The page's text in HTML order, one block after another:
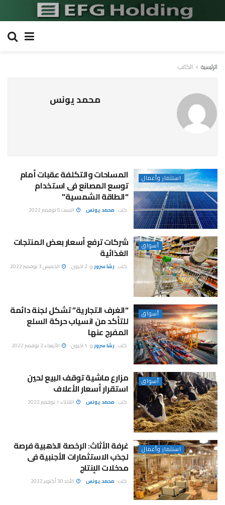
الرئيسية الكاتب
محمد يونس
استثمار وأعمال المساحات والتكلفة عقبات أمام
توسع المصانع فى استخدام
“الطاقة الشمسية”
كتب : محمد يونس السبت 5 نوفمبر 2022
أسواق شركات ترفع أسعار بعض المنتجات
الغذائية
كتب : رشا سرورو 2 اخرون الخميس 3 نوفمبر 2022
أسواق “الغرف التجارية” تشكل لجنة دائمة
للتأكد من انسياب حركة السلع
المفرج عنها
كتب : رشا سرور و 1 اخرون الأربعاء 2 نوفمبر 2022
أسواق مزارع ماشية توقف البيع لحين
استقرار أسعار الأعلاف
كتب : محمد يونس الثلاثاء 1 نوفمبر 2022
استثمار وأعمال غرفة الأثاث: الرخصة الذهبية فرصة
لجذب الاستثمارات الأجنبية فى
مدخلات الإنتاج
كتب : محمد يونس الأحد 30 أكتوبر 2022